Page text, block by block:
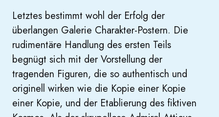
Letztes bestimmt wohl der Erfolg der
überlangen Galerie Charakter-Postern. Die
rudimentäre Handlung des ersten Teils
begnügt sich mit der Vorstellung der
tragenden Figuren, die so authentisch und
originell wirken wie die Kopie einer Kopie
einer Kopie, und der Etablierung des fiktiven